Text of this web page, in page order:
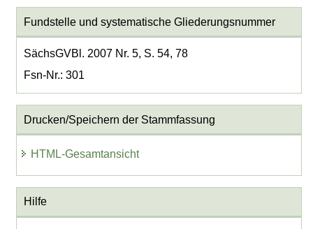
Fundstelle und systematische Gliederungsnummer
SächsGVBl. 2007 Nr. 5, S. 54, 78
Fsn-Nr.: 301
Drucken/Speichern der Stammfassung
HTML-Gesamtansicht
Hilfe